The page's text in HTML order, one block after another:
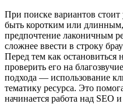
При поиске вариантов
быть коротким или
предпочтение лаконичным
сложнее ввести в строку
Перед тем как остановиться
проверить его на
подхода — использование
тематику ресурса. Это
начинается работа над SEO